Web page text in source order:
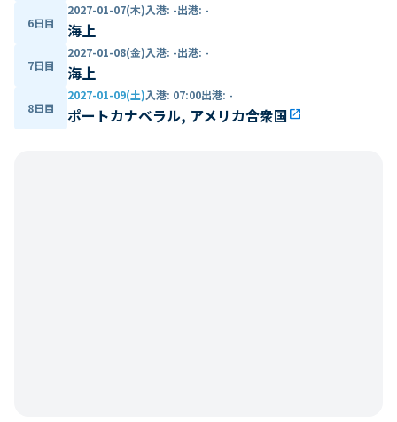
6日目
2027-01-07(木)入港: -出港: -
海上
7日目
2027-01-08(金)入港: -出港: -
海上
8日目
2027-01-09(土)入港: 07:00出港: -
ポートカナベラル, アメリカ合衆国open_in_new